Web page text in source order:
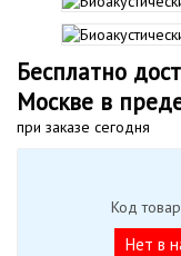
Бесплатно
Москве в
при заказе сегодня
Код
Нет в